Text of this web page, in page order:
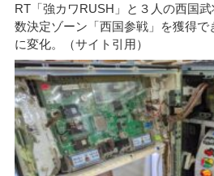
RT「強カワRUSH」と３人の西国
数決定ゾーン「西国参戦」を獲得
に変化。（サイト引用）